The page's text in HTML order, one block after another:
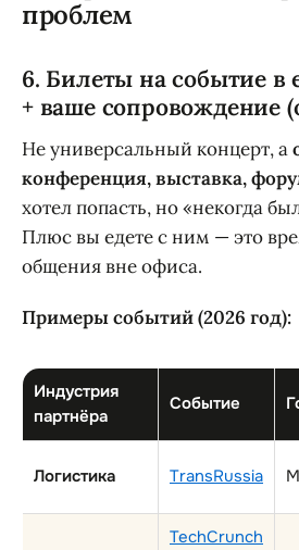
проблем
6. Билеты на событие в
+ ваше сопровождение
Не универсальный концерт, а
конференция, выставка,
хотел попасть, но «некогда
Плюс вы едете с ним — это
общения вне офиса.
Примеры событий (2026 год):
Индустрия
партнёра
Событие
Логистика TransRussia
TechCrunch